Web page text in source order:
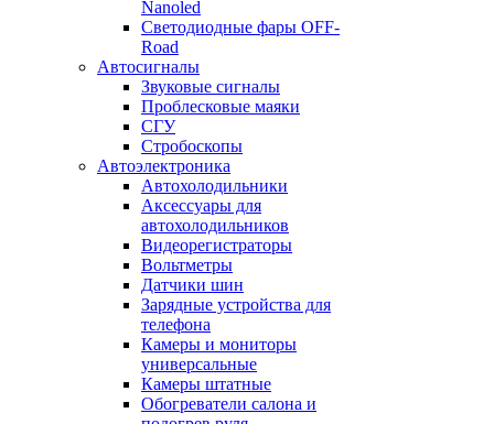
Nanoled
Светодиодные фары OFF-
Road
Автосигналы
Звуковые сигналы
Проблесковые маяки
СГУ
Стробоскопы
Автоэлектроника
Автохолодильники
Аксессуары для
автохолодильников
Видеорегистраторы
Вольтметры
Датчики шин
Зарядные устройства для
телефона
Камеры и мониторы
универсальные
Камеры штатные
Обогреватели салона и